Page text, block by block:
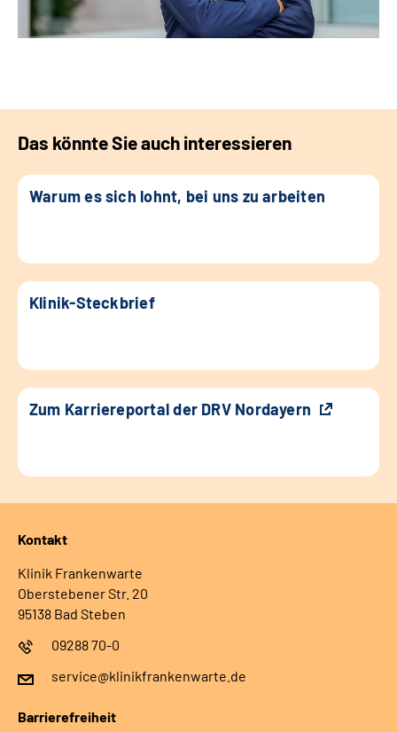
Das könnte Sie auch interessieren
Warum es sich lohnt, bei uns zu arbeiten
Klinik-Steckbrief
Zum Karriereportal der DRV Nordayern
Kontakt
Klinik Frankenwarte
Oberstebener Str. 20
95138 Bad Steben
09288 70-0
service@klinikfrankenwarte.de
Barrierefreiheit